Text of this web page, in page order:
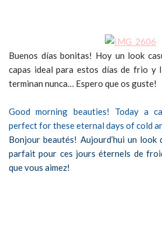
Buenos días bonitas! Hoy un look
capas ideal para estos días de frio y
terminan nunca… Espero que os guste!
Good morning beauties! Today a
perfect for these eternal days of cold
Bonjour beautés! Aujourd’hui un look
parfait pour ces jours éternels de
que vous aimez!